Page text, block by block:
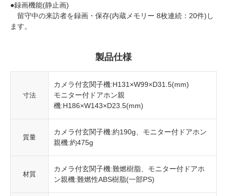
●録画機能(静止画)
留守中の来訪者を録画・保存(内蔵メモリー 8枚連続：20件)し
ます。
製品仕様
寸法
カメラ付玄関子機:H131×W99×D31.5(mm)
モニター付ドアホン親
機:H186×W143×D23.5(mm)
質量
カメラ付玄関子機:約190g、モニター付ドアホン
親機:約475g
材質
カメラ付玄関子機:難燃樹脂、モニター付ドアホ
ン親機:難燃性ABS樹脂(一部PS)